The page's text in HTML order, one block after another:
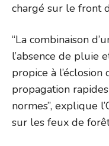
chargé sur le front
“La combinaison
l’absence de pluie
propice à
propagation
normes”, explique
sur les feux de